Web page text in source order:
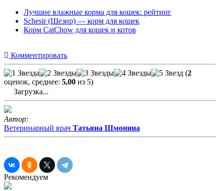
Лучшие влажные корма для кошек: рейтинг
Schesir (Шезир) — корм для кошек
Корм CatChow для кошек и котов
Комментировать
(2
оценок, среднее: 5,00 из 5)
Загрузка...
Автор:
Ветеринарный врач Татьяна Шмонина
Рекомендуем